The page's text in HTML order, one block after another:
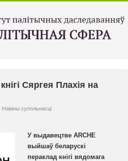
Сяргея Плахія на
Навiны супольнасцi
У выдавецтве ARCHE
выйшаў беларускі
пераклад кнігі вядомага